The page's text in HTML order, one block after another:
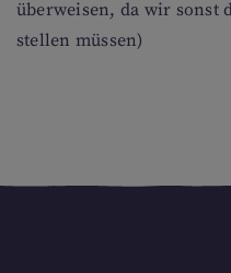
überweisen, da wir sonst
stellen müssen)